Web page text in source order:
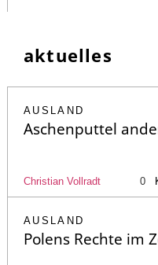
aktuelles
AUSLAND
Aschenputtel
Christian Vollradt 0
AUSLAND
Polens Rechte im